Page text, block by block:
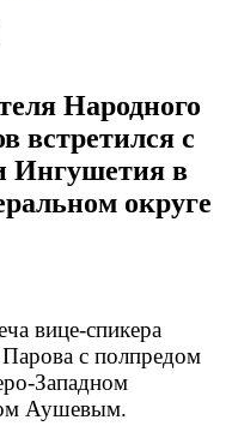
Народного
встретился с
Ингушетия в
округе
вице-спикера
с полпредом
Западном
Аушевым.